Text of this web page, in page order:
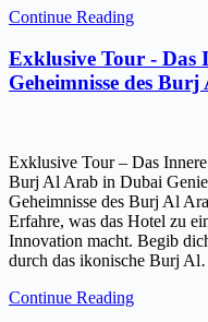
Continue Reading
Exklusive Tour - Das
Geheimnisse des
Exklusive Tour – Das
Burj Al Arab in Dubai
Geheimnisse des Burj Al
Erfahre, was das Hotel zu
Innovation macht. Begib
durch das ikonische Burj
Continue Reading